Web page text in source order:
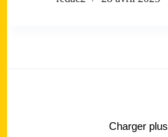
Charger plus